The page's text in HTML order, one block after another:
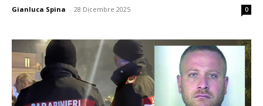
Gianluca Spina - 28 Dicembre 2025 0